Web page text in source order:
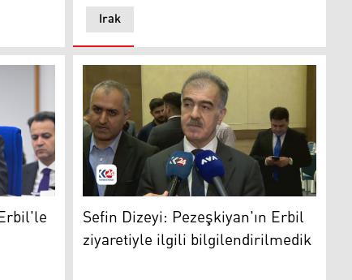
Irak
Fidan Kürdistan Bölgesi Hükümeti Dış İlişkiler
Sefin Dizeyi: Pezeşkiyan'ın Erbil
ziyaretiyle ilgili bilgilendirilmedik